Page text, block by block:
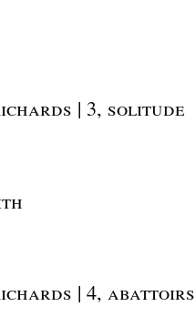
| 3, solitude
| 4, abattoirs